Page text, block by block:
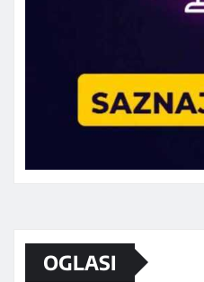
OGLASI
Od sada mali